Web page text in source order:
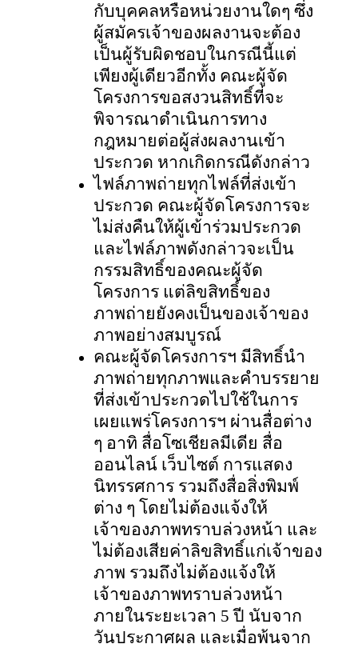
กับบุคคลหรือหน่วยงานใดๆ ซึ่ง
ผู้สมัครเจ้าของผลงานจะต้อง
เป็นผู้รับผิดชอบในกรณีนี้แต่
เพียงผู้เดียวอีกทั้ง คณะผู้จัด
โครงการขอสงวนสิทธิ์ที่จะ
พิจารณาดำเนินการทาง
กฎหมายต่อผู้ส่งผลงานเข้า
ประกวด หากเกิดกรณีดังกล่าว
ไฟล์ภาพถ่ายทุกไฟล์ที่ส่งเข้า
ประกวด คณะผู้จัดโครงการจะ
ไม่ส่งคืนให้ผู้เข้าร่วมประกวด
และไฟล์ภาพดังกล่าวจะเป็น
กรรมสิทธิ์ของคณะผู้จัด
โครงการ แต่ลิขสิทธิ์ของ
ภาพถ่ายยังคงเป็นของเจ้าของ
ภาพอย่างสมบูรณ์
คณะผู้จัดโครงการฯ มีสิทธิ์นำ
ภาพถ่ายทุกภาพและคำบรรยาย
ที่ส่งเข้าประกวดไปใช้ในการ
เผยแพร่โครงการฯ ผ่านสื่อต่าง
ๆ อาทิ สื่อโซเชียลมีเดีย สื่อ
ออนไลน์ เว็บไซต์ การแสดง
นิทรรศการ รวมถึงสื่อสิ่งพิมพ์
ต่าง ๆ โดยไม่ต้องแจ้งให้
เจ้าของภาพทราบล่วงหน้า และ
ไม่ต้องเสียค่าลิขสิทธิ์แก่เจ้าของ
ภาพ รวมถึงไม่ต้องแจ้งให้
เจ้าของภาพทราบล่วงหน้า
ภายในระยะเวลา 5 ปี นับจาก
วันประกาศผล และเมื่อพ้นจาก